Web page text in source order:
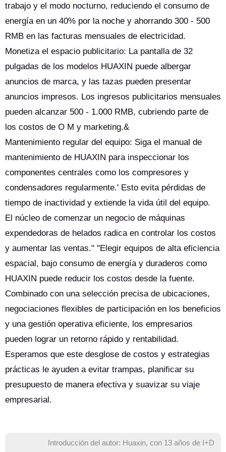
trabajo y el modo nocturno, reduciendo el consumo de
energía en un 40% por la noche y ahorrando 300 - 500
RMB en las facturas mensuales de electricidad.
Monetiza el espacio publicitario: La pantalla de 32
pulgadas de los modelos HUAXIN puede albergar
anuncios de marca, y las tazas pueden presentar
anuncios impresos. Los ingresos publicitarios mensuales
pueden alcanzar 500 - 1.000 RMB, cubriendo parte de
los costos de O M y marketing.&
Mantenimiento regular del equipo: Siga el manual de
mantenimiento de HUAXIN para inspeccionar los
componentes centrales como los compresores y
condensadores regularmente.' Esto evita pérdidas de
tiempo de inactividad y extiende la vida útil del equipo.
El núcleo de comenzar un negocio de máquinas
expendedoras de helados radica en controlar los costos
y aumentar las ventas." "Elegir equipos de alta eficiencia
espacial, bajo consumo de energía y duraderos como
HUAXIN puede reducir los costos desde la fuente.
Combinado con una selección precisa de ubicaciones,
negociaciones flexibles de participación en los beneficios
y una gestión operativa eficiente, los empresarios
pueden lograr un retorno rápido y rentabilidad.
Esperamos que este desglose de costos y estrategias
prácticas le ayuden a evitar trampas, planificar su
presupuesto de manera efectiva y suavizar su viaje
empresarial.
Introducción del autor: Huaxin, con 13 años de I+D